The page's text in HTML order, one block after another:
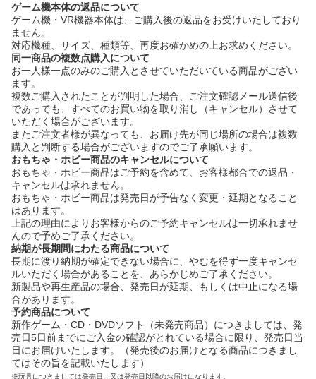
ゲーム機本体の返品について
ゲーム機・VR機器本体は、ご購入後の返品をお受けいたしており
ません。
対応機種、サイズ、種類等、再度お確かめの上お求めください。
同一商品の複数点購入について
お一人様一点のみのご購入とさせていただいている商品がござい
ます。
複数ご購入されたことが判明した場合、ご注文確認メール送信後
であっても、すべてのお買い物を取り消し（キャンセル）させて
いただく場合がございます。
またご注文者様が異なっても、お届け先が同じ場所の場合は複数
購入と判断する場合がございますのでご了承願います。
おもちゃ・ホビー商品のキャンセルについて
おもちゃ・ホビー商品はご予約を含めて、お客様都合での返品・
キャンセルは承れません。
おもちゃ・ホビー商品は発売日が予告なく変更・延期となること
はあります。
上記の理由によりお客様からのご予約キャンセルは一切承れませ
んので予めご了承ください。
納期が長期間にわたる商品について
長期に渡り納期が確定できない場合に、やむを得ず一度キャンセ
ルいただく場合があることを、あらかじめご了承ください。
新製品や再生産品の場合、発売日が延期、もしくは中止になる場
合があります。
予約商品について
新作ゲーム・CD・DVDソフト（未発売商品）につきましては、発
売日5日前までにご入金の確認がとれている場合に限り、発売日当
日にお届けいたします。（発売後のお届けとなる商品につきまし
てはその旨を記載いたします）
※玩具につきましては発売日、又は発売日以降のお届けになります。